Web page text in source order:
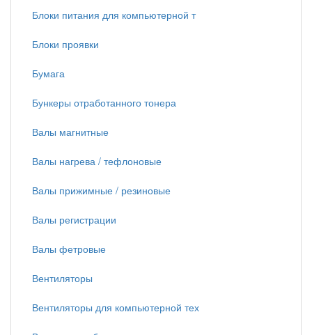
Блоки питания для компьютерной т
Блоки проявки
Бумага
Бункеры отработанного тонера
Валы магнитные
Валы нагрева / тефлоновые
Валы прижимные / резиновые
Валы регистрации
Валы фетровые
Вентиляторы
Вентиляторы для компьютерной тех